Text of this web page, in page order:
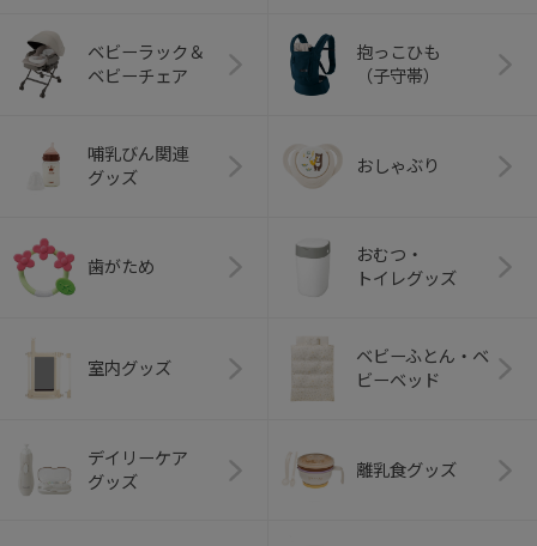
ベビーラック＆
ベビーチェア
抱っこひも
（子守帯）
哺乳びん関連
グッズ
おしゃぶり
歯がため
おむつ・
トイレグッズ
室内グッズ
ベビーふとん・ベ
ビーベッド
デイリーケア
グッズ
離乳食グッズ